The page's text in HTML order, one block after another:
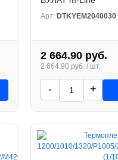
Арт: DTKYEM2040030
2 664.90 руб.
2 664.90 руб. / шт.
- +